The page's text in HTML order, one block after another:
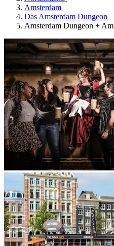
Amsterdam
Das Amsterdam Dungeon
Amsterdam Dungeon +